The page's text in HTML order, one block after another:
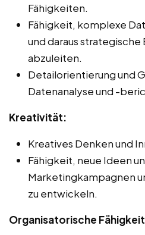
Fähigkeiten.
Fähigkeit, komplexe
und daraus
abzuleiten.
Detailorientierung und
Datenanalyse und -
Kreativität:
Kreatives Denken und
Fähigkeit, neue Ideen
Marketingkampagnen
zu entwickeln.
Organisatorische